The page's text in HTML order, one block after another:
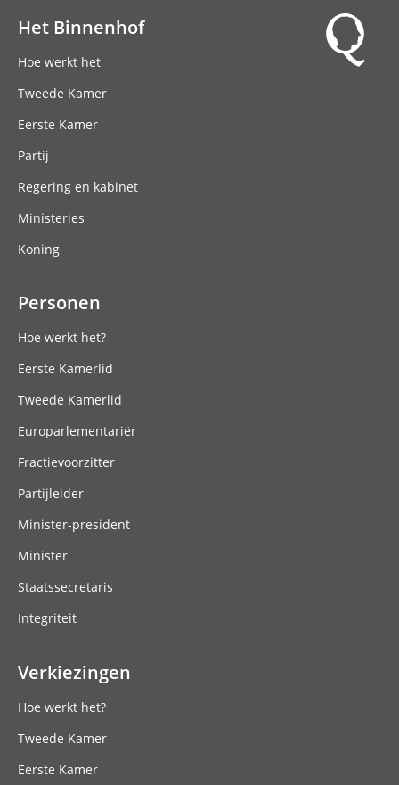
Het Binnenhof
Hoe werkt het
Tweede Kamer
Eerste Kamer
Partij
Regering en kabinet
Ministeries
Koning
Personen
Hoe werkt het?
Eerste Kamerlid
Tweede Kamerlid
Europarlementariër
Fractievoorzitter
Partijleider
Minister-president
Minister
Staatssecretaris
Integriteit
Verkiezingen
Hoe werkt het?
Tweede Kamer
Eerste Kamer